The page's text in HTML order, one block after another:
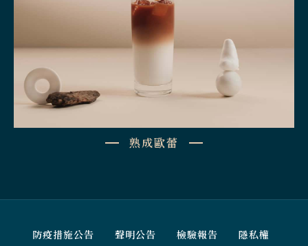
熟成歐蕾
防疫措施公告 聲明公告 檢驗報告 隱私權